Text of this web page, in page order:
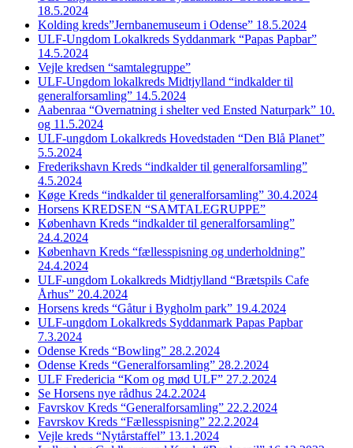
18.5.2024
Kolding kreds”Jernbanemuseum i Odense” 18.5.2024
ULF-Ungdom Lokalkreds Syddanmark “Papas Papbar”
14.5.2024
Vejle kredsen “samtalegruppe”
ULF-Ungdom lokalkreds Midtjylland “indkalder til
generalforsamling” 14.5.2024
Aabenraa “Overnatning i shelter ved Ensted Naturpark” 10.
og 11.5.2024
ULF-ungdom Lokalkreds Hovedstaden “Den Blå Planet”
5.5.2024
Frederikshavn Kreds “indkalder til generalforsamling”
4.5.2024
Køge Kreds “indkalder til generalforsamling” 30.4.2024
Horsens KREDSEN “SAMTALEGRUPPE”
København Kreds “indkalder til generalforsamling”
24.4.2024
København Kreds “fællesspisning og underholdning”
24.4.2024
ULF-ungdom Lokalkreds Midtjylland “Brætspils Cafe
Århus” 20.4.2024
Horsens kreds “Gåtur i Bygholm park” 19.4.2024
ULF-ungdom Lokalkreds Syddanmark Papas Papbar
7.3.2024
Odense Kreds “Bowling” 28.2.2024
Odense Kreds “Generalforsamling” 28.2.2024
ULF Fredericia “Kom og mød ULF” 27.2.2024
Se Horsens nye rådhus 24.2.2024
Favrskov Kreds “Generalforsamling” 22.2.2024
Favrskov Kreds “Fællesspisning” 22.2.2024
Vejle kreds “Nytårstaffel” 13.1.2024